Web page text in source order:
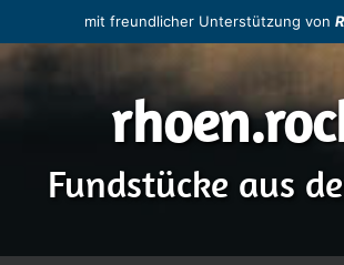
Inhalt
mit freundlicher Unterstützung von
Fundstücke aus